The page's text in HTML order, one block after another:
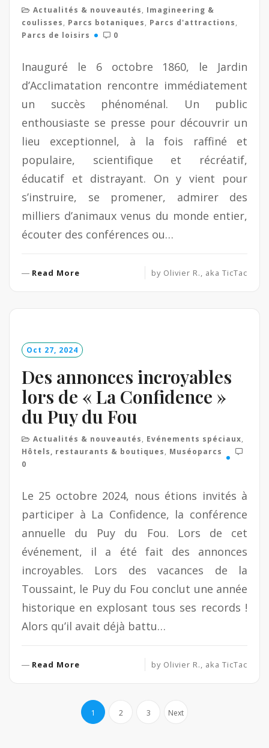
Actualités & nouveautés, Imagineering &
coulisses, Parcs botaniques, Parcs d'attractions,
Parcs de loisirs
0
Inauguré le 6 octobre 1860, le Jardin
d’Acclimatation rencontre immédiatement
un succès phénoménal. Un public
enthousiaste se presse pour découvrir un
lieu exceptionnel, à la fois raffiné et
populaire, scientifique et récréatif,
éducatif et distrayant. On y vient pour
s’instruire, se promener, admirer des
milliers d’animaux venus du monde entier,
écouter des conférences ou…
Read More
r
by Olivier R., aka TicTac
Oct 27, 2024
Des annonces incroyables
lors de « La Confidence »
du Puy du Fou
Actualités & nouveautés, Evénements spéciaux,
Hôtels, restaurants & boutiques, Muséoparcs
0
Le 25 octobre 2024, nous étions invités à
participer à La Confidence, la conférence
annuelle du Puy du Fou. Lors de cet
événement, il a été fait des annonces
incroyables. Lors des vacances de la
Toussaint, le Puy du Fou conclut une année
historique en explosant tous ses records !
Alors qu’il avait déjà battu…
Read More
d
M
by Olivier R., aka TicTac
Pagination
1 2 3 Next